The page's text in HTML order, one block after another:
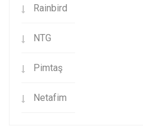
Rainbird
NTG
Pimtaş
Netafim